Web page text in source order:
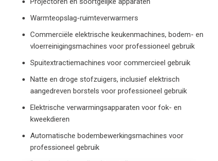
Warmteopslag-ruimteverwarmers
Commerciële elektrische keukenmachines, bodem- en
vloerreinigingsmachines voor professioneel gebruik
Spuitextractiemachines voor commercieel gebruik
Natte en droge stofzuigers, inclusief elektrisch
aangedreven borstels voor professioneel gebruik
Elektrische verwarmingsapparaten voor fok- en
kweekdieren
Automatische bodembewerkingsmachines voor
professioneel gebruik